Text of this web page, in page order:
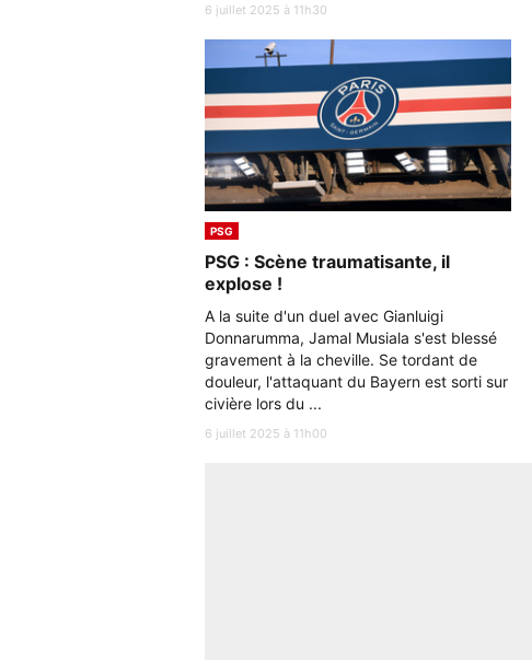
6 juillet 2025 à 11h30
PSG
PSG : Scène traumatisante, il
explose !
A la suite d'un duel avec Gianluigi
Donnarumma, Jamal Musiala s'est blessé
gravement à la cheville. Se tordant de
douleur, l'attaquant du Bayern est sorti sur
civière lors du ...
6 juillet 2025 à 11h00